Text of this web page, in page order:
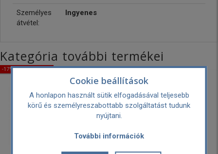
Személyes
átvétel:
Ingyenes
Kategória további termékei
-17% KEDVEZMÉNY
ATRIUM 6 Kültéri hangsugárzó -
fehér
119,990 Ft
99,999 Ft
Cookie beállítások
A honlapon használt sütik elfogadásával teljesebb
körű és személyreszabottabb szolgáltatást tudunk
nyújtani.
További információk